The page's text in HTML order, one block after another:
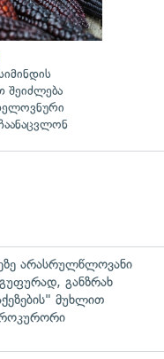
შეიძლება
არასრულწლოვანი
განზრახ
მუხლით